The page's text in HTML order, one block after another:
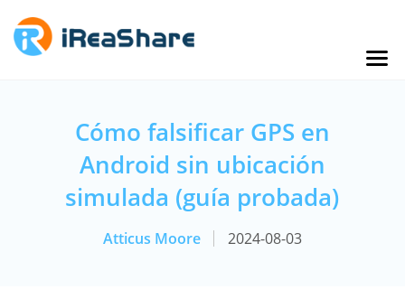
Cómo falsificar GPS en
Android sin ubicación
simulada (guía probada)
Atticus Moore 2024-08-03